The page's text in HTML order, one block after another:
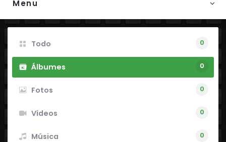
Menu
Todo 0
Álbumes 0
Fotos 0
Vídeos 0
Música 0